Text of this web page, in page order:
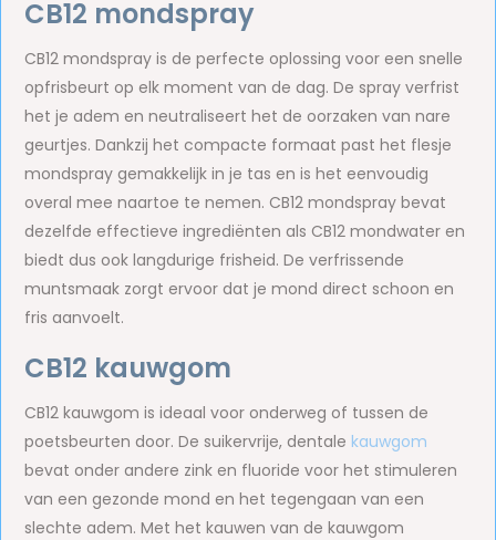
CB12 mondspray
CB12 mondspray is de perfecte oplossing voor een snelle
opfrisbeurt op elk moment van de dag. De spray verfrist
het je adem en neutraliseert het de oorzaken van nare
geurtjes. Dankzij het compacte formaat past het flesje
mondspray gemakkelijk in je tas en is het eenvoudig
overal mee naartoe te nemen. CB12 mondspray bevat
dezelfde effectieve ingrediënten als CB12 mondwater en
biedt dus ook langdurige frisheid. De verfrissende
muntsmaak zorgt ervoor dat je mond direct schoon en
fris aanvoelt.
CB12 kauwgom
CB12 kauwgom is ideaal voor onderweg of tussen de
poetsbeurten door. De suikervrije, dentale kauwgom
bevat onder andere zink en fluoride voor het stimuleren
van een gezonde mond en het tegengaan van een
slechte adem. Met het kauwen van de kauwgom